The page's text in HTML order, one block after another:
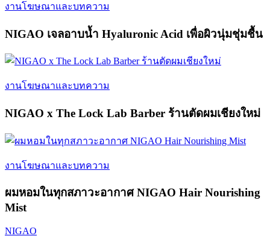
งานโฆษณาและบทความ
NIGAO เจลอาบน้ำ Hyaluronic Acid เพื่อผิวนุ่มชุ่มชื้น
งานโฆษณาและบทความ
NIGAO x The Lock Lab Barber ร้านตัดผมเชียงใหม่
งานโฆษณาและบทความ
ผมหอมในทุกสภาวะอากาศ NIGAO Hair Nourishing
Mist
NIGAO